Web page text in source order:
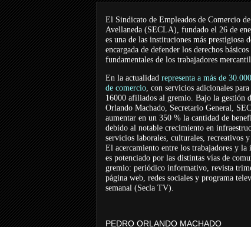
El Sindicato de Empleados de Comercio
Avellaneda (SECLA), fundado el 26 de
es una de las instituciones más prestigiosa
encargada de defender los derechos básicos
fundamentales de los trabajadores
En la actualidad representa a más de
de comercio, con servicios adicionales para
16000 afiliados al gremio. Bajo la gestión
Orlando Machado, Secretario General,
aumentar en un 350 % la cantidad de
debido al notable crecimiento en
servicios laborales, culturales, recreativos
El acercamiento entre los trabajadores y la
es potenciado por las distintas vías de
gremio: periódico informativo, revista
página web, redes sociales y programa
semanal (Secla TV).
PEDRO ORLANDO MACHADO